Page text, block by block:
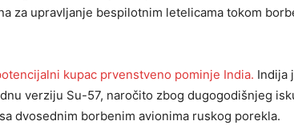
za upravljanje bespilotnim letelicama tokom
kupac prvenstveno pominje India. Indija
verziju Su-57, naročito zbog dugogodišnjeg
dvosednim borbenim avionima ruskog porekla.